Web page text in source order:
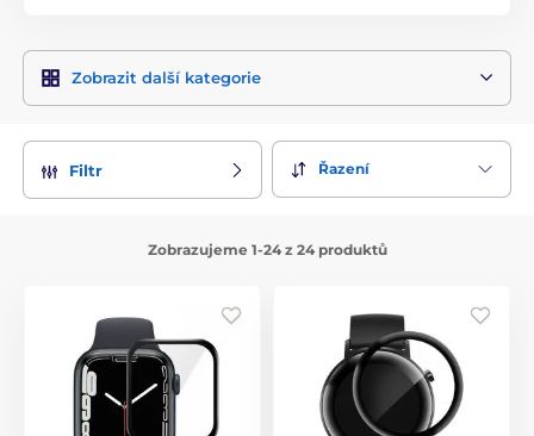
Zobrazit další kategorie
Filtr Řazení
Zobrazujeme 1-24 z 24 produktů